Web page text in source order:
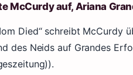
McCurdy auf, Ariana
Died“ schreibt McCurdy
des Neids auf Grandes